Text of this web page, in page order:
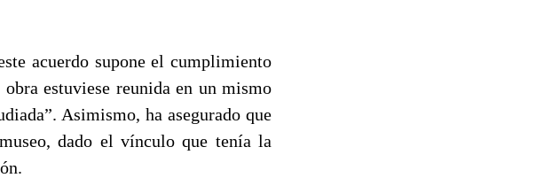
acuerdo supone el cumplimiento
estuviese reunida en un mismo
Asimismo, ha asegurado que
dado el vínculo que tenía la